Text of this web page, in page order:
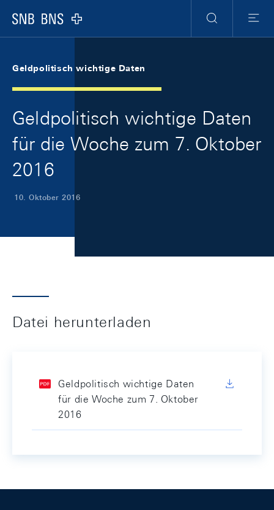
Logo
Suche
Menu
Geldpolitisch wichtige Daten
Geldpolitisch wichtige Daten
für die Woche zum 7. Oktober
2016
10. Oktober 2016
Datei herunterladen
Geldpolitisch wichtige Daten
für die Woche zum 7. Oktober
2016